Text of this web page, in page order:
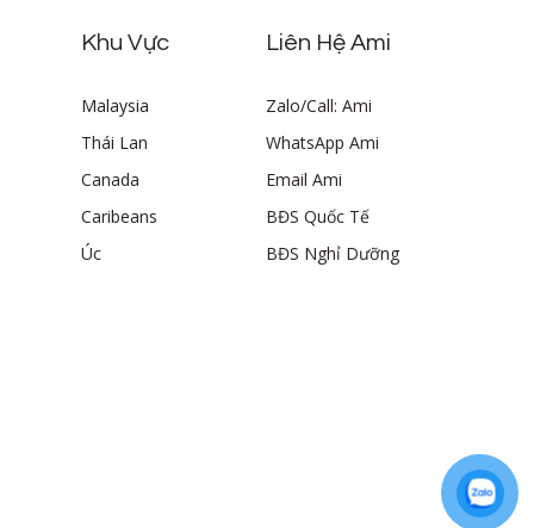
Khu Vực
Malaysia
Thái Lan
Canada
Caribeans
Úc
Liên Hệ Ami
Zalo/Call: Ami
WhatsApp Ami
Email Ami
BĐS Quốc Tế
BĐS Nghỉ Dưỡng